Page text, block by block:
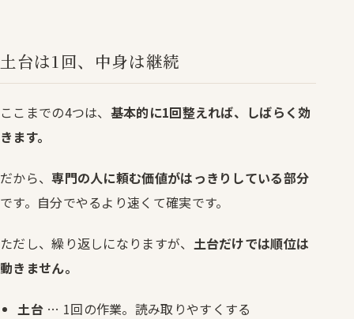
土台は1回、中身は継続
ここまでの4つは、 基本的に1回整えれば、しばらく効
きます。
だから、専門の人に頼む価値がはっきりしている部分
です。自分でやるより速くて確実です。
ただし、繰り返しになりますが、 土台だけでは順位は
動きません。
土台 … 1回の作業。読み取りやすくする